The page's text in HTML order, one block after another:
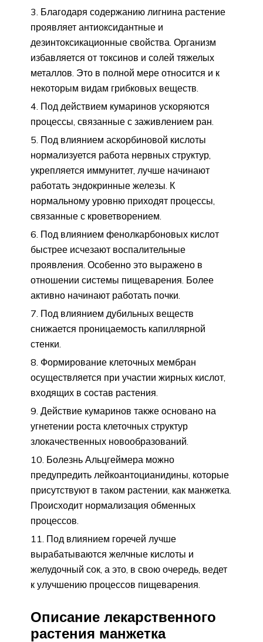
Благодаря содержанию лигнина растение
проявляет антиоксидантные и
дезинтоксикационные свойства. Организм
избавляется от токсинов и солей тяжелых
металлов. Это в полной мере относится и к
некоторым видам грибковых веществ.
Под действием кумаринов ускоряются
процессы, связанные с заживлением ран.
Под влиянием аскорбиновой кислоты
нормализуется работа нервных структур,
укрепляется иммунитет, лучше начинают
работать эндокринные железы. К
нормальному уровню приходят процессы,
связанные с кроветворением.
Под влиянием фенолкарбоновых кислот
быстрее исчезают воспалительные
проявления. Особенно это выражено в
отношении системы пищеварения. Более
активно начинают работать почки.
Под влиянием дубильных веществ
снижается проницаемость капиллярной
стенки.
Формирование клеточных мембран
осуществляется при участии жирных кислот,
входящих в состав растения.
Действие кумаринов также основано на
угнетении роста клеточных структур
злокачественных новообразований.
Болезнь Альцгеймера можно
предупредить лейкоантоцианидины, которые
присутствуют в таком растении, как манжетка.
Происходит нормализация обменных
процессов.
Под влиянием горечей лучше
вырабатываются желчные кислоты и
желудочный сок, а это, в свою очередь, ведет
к улучшению процессов пищеварения.
Описание лекарственного
растения манжетка